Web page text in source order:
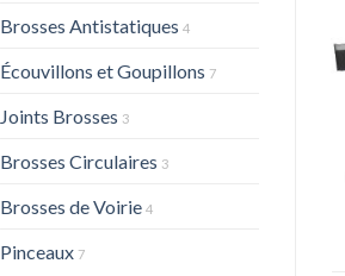
Brosses Antistatiques 4
Écouvillons et Goupillons 7
Joints Brosses 3
Brosses Circulaires 3
Brosses de Voirie 4
Pinceaux 7